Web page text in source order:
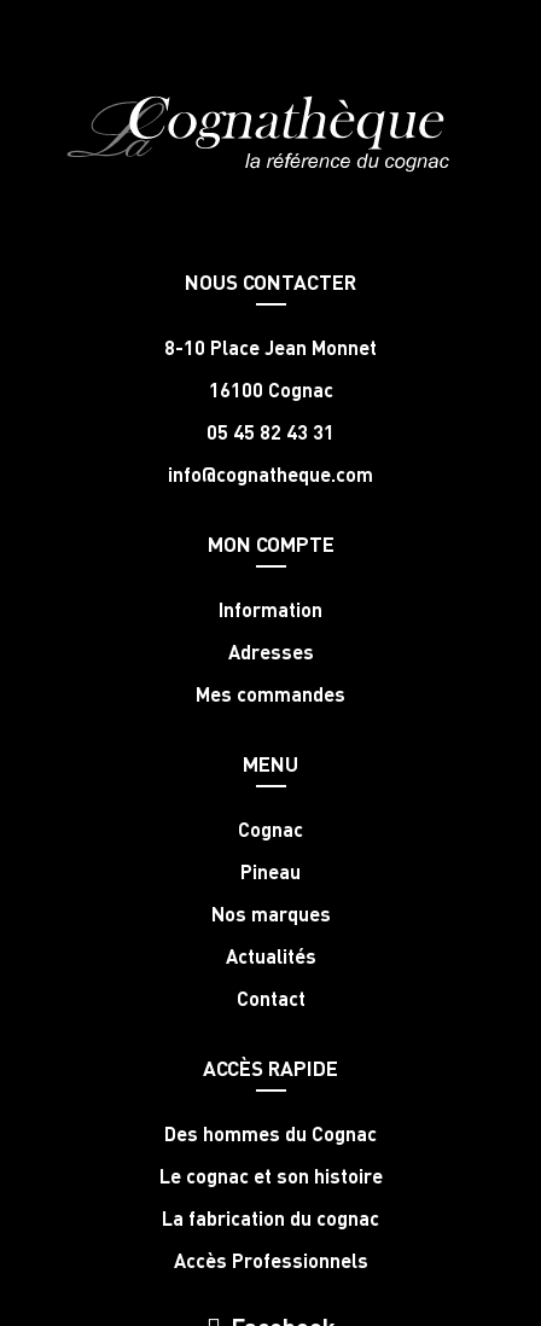
NOUS CONTACTER
8-10 Place Jean Monnet
16100 Cognac
05 45 82 43 31
info@cognatheque.com
MON COMPTE
Information
Adresses
Mes commandes
MENU
Cognac
Pineau
Nos marques
Actualités
Contact
ACCÈS RAPIDE
Des hommes du Cognac
Le cognac et son histoire
La fabrication du cognac
Accès Professionnels